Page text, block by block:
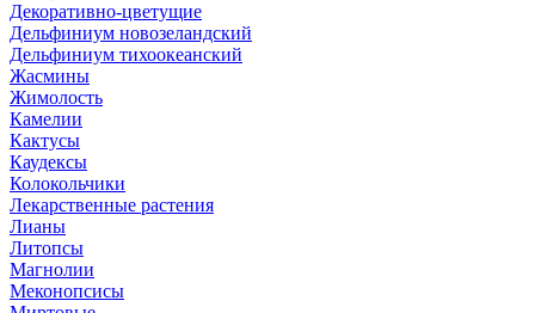
Декоративно-цветущие
Дельфиниум новозеландский
Дельфиниум тихоокеанский
Жасмины
Жимолость
Камелии
Кактусы
Каудексы
Колокольчики
Лекарственные растения
Лианы
Литопсы
Магнолии
Меконопсисы